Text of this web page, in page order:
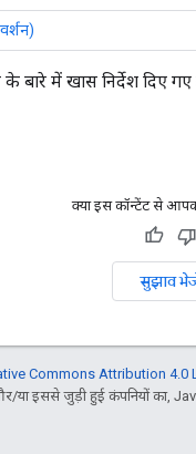
बारे में खास निर्देश दिए
क्या इस कॉन्टेंट से
सुझाव
Commons Attribution 4.0
इससे जुड़ी हुई कंपनियों का,